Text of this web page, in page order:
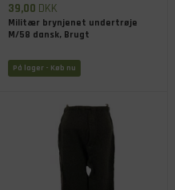
39,00 DKK
Militær brynjenet undertrøje
M/58 dansk, Brugt
På lager - Køb nu